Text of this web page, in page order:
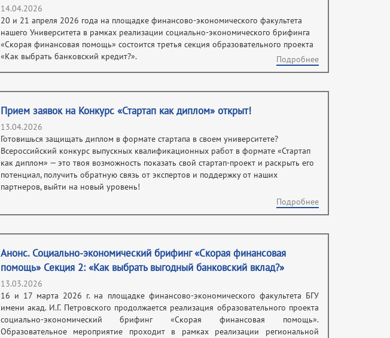
14.04.2026
20 и 21 апреля 2026 года на площадке финансово-экономического факультета
нашего Университета в рамках реализации социально-экономического брифинга
«Скорая финансовая помощь» состоится третья секция образовательного проекта
«Как выбрать банковский кредит?».
Подробнее
Прием заявок на Конкурс «Стартап как диплом» открыт!
13.04.2026
Готовишься защищать диплом в формате стартапа в своем университете?
Всероссийский конкурс выпускных квалификационных работ в формате «Стартап
как диплом» — это твоя возможность показать свой стартап-проект и раскрыть его
потенциал, получить обратную связь от экспертов и поддержку от наших
партнеров, выйти на новый уровень!
Подробнее
Анонс. Социально-экономический брифинг «Скорая финансовая
помощь» Секция 2: «Как выбрать выгодный банковский вклад?»
13.03.2026
16 и 17 марта 2026 г. на площадке финансово-экономического факультета БГУ
имени акад. И.Г. Петровского продолжается реализация образовательного проекта
социально-экономический брифинг «Скорая финансовая помощь».
Образовательное мероприятие проходит в рамках реализации региональной